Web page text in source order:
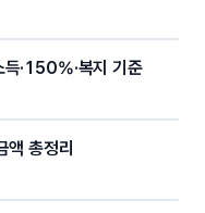
득·150%·복지 기준
액 총정리